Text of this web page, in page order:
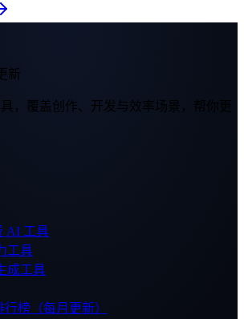
新
，覆盖创作、开发与效率场景，帮你更
AI 工具
工具
成工具
榜（每月更新）